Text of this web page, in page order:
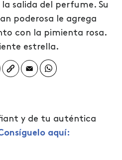
salida del perfume. Su
poderosa le agrega
con la pimienta rosa.
estrella.
y de tu auténtica
aquí: